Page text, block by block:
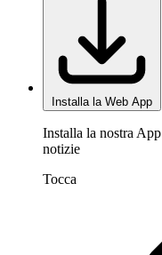
Installa la Web App
Installa la nostra
notizie
Tocca